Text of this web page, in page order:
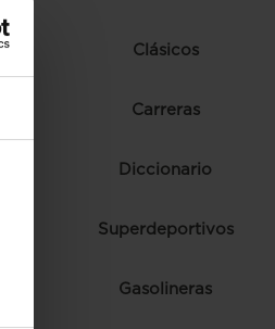
Clásicos
Carreras
Diccionario
Superdeportivos
Gasolineras